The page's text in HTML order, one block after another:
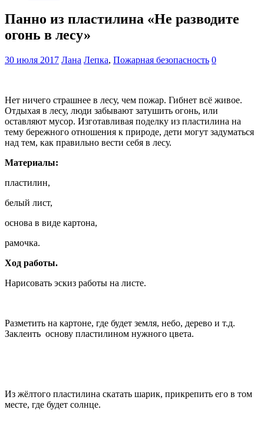
Панно из пластилина «Не разводите
огонь в лесу»
30 июля 2017 Лана Лепка, Пожарная безопасность 0
Нет ничего страшнее в лесу, чем пожар. Гибнет всё живое.
Отдыхая в лесу, люди забывают затушить огонь, или
оставляют мусор. Изготавливая поделку из пластилина на
тему бережного отношения к природе, дети могут задуматься
над тем, как правильно вести себя в лесу.
Материалы:
пластилин,
белый лист,
основа в виде картона,
рамочка.
Ход работы.
Нарисовать эскиз работы на листе.
Разметить на картоне, где будет земля, небо, дерево и т.д.
Заклеить основу пластилином нужного цвета.
Из жёлтого пластилина скатать шарик, прикрепить его в том
месте, где будет солнце.